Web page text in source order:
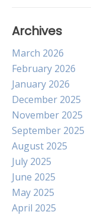
Archives
March 2026
February 2026
January 2026
December 2025
November 2025
September 2025
August 2025
July 2025
June 2025
May 2025
April 2025